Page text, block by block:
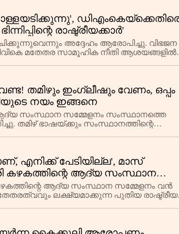
രാഷ്ട്രീയക്കാർ'
അദ്ദേഹം ആരോപിച്ചു. വിഭജന
മതേതര സാമൂഹിക നീതി ആശയങ്ങളിൽ
തമിഴും ഇംഗ്ലീഷും വേണം, ഒപ്പം
നയം ഇങ്ങനെ
ആദ്യ സംസ്ഥാന സമ്മേളനം സംസ്ഥാനത്തെ
തമിഴ് ഭാഷയ്ക്കും സംസ്ഥാനത്തിന്റെ
എനിക്ക് പേടിയില്ല', മാസ്
കഴകത്തിന്റെ ആദ്യ സംസ്ഥാന
ആദ്യ സംസ്ഥാന സമ്മേളനം വൻ
ലക്ഷ്യമാക്കുന്ന പുതിയ രാഷ്ട്രീയ